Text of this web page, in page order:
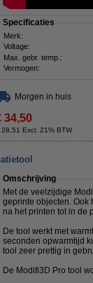
Specificaties
Merk:
Voltage:
Max. gebr. temp.:
Vermogen:
Morgen in huis
34,50
28,51 Excl. 21% BTW
Omschrijving
Met de veelzijdige
geprinte objecten. Ook
na het printen tot in de
De tool werkt met
seconden opwarmtijd
tool zeer prettig in
De Modifi3D Pro tool